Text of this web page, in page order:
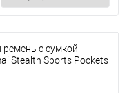
с сумкой
Stealth Sports Pockets